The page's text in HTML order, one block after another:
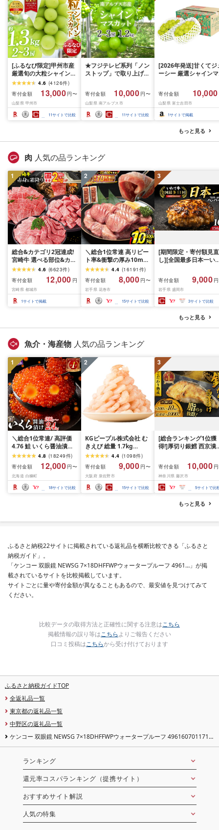
[ふるなび限定]甲州市産
厳選旬の大粒シャインマ
スカット 約1.3kg 2〜3
房[2026年発送]
(MG)B12-472 FN-
Limited-VO シャインマ
スカット フルーツ
4.6 (4126件)
寄付金額
13,000 円〜
山梨県 甲州市
11サイトで比較
★フジテレビ系列「ノン
ストップ」で取り上げら
先行予約]南アルプス市
産シャインマスカット
1.2kg以上(2〜3房)ふる
さと納税 おすすめ 山梨
県 南アルプス市 送料無
寄付金額 10,000 円〜
山梨県 南アルプス市
11サイトで比較
[2026年発送]甘くてジ
ーシー 厳選シャインマ
月前半(1〜15日)から
月下旬までの発送) フ
ーツ ぶどう 果物 山梨
産 2026 旬 大粒 高級
寄付金額 10,000
山梨県 富士吉田市
1サイトで掲載
もっと見る
肉 人気の品ランキング
1
総合&カテゴリ2冠達成!
宮崎牛 選べる部位&カッ
ト (赤身&霜降り)or(赤身
のみ) 500g 1kg 2kg[発
送時期が選べる] 牛肉 焼
肉 すき焼き しゃぶしゃ
ぶ ステーキ ギフト お中
4.6 (6623件)
寄付金額
12,000 円
宮崎県 都城市
1サイトで掲載
2
＼総合1位常連 高リピー
ト率&衝撃の厚み10mm
厚切り牛タン 塩味/ ≪ス
ピード発送!!10営業日以
内発送≫ 選べる内容量
500g / 1kg 定期便 毎月
届く 牛肉 肉 BBQ ふるさ
と 人気 ランキング 岩手
4.4 (16191 件)
寄付金額
8,000 円〜
岩手県 花巻市
15サイトで比較
3
[期間限定・寄付額見直
し][全国最多日本一い
1.5kg(150g×10個) い
て牛 × 岩中豚 ハンバー
グ 合挽き 合い挽き 黒
和牛 人気 冷凍 個包装
分け 冷凍 牛肉 豚肉 和
ビーフ ポーク はんば
ぐ 挽肉 お肉 ミンチ 肉
お弁当 hannba-gu ラ
寄付金額 9,000
岩手県 盛岡市
3サイトで比較
もっと見る
魚介・海産物 人気の品ランキング
1
＼総合1位常連/ 高評価
4.76 鮭 いくら醤油漬け
ふるさと納税 いくら
200g / 400g / 800g /
1.6kg / 2.4kg 200g パッ
ク[選べる容量] 醤油漬け
海鮮 イクラ 小分け ふる
さと ランキング 人気 ギ
4.8 (18249件)
寄付金額
12,000 円〜
北海道 白糠町
18サイトで比較
2
KGピープル株式会社 む
きえび 総量 1.7kg
(850g×2P) 特大 5Lサイ
ズ バナメイエビ バラ凍
結 下処理不要 サイズ不
揃い 訳あり
4.4 (1098件)
寄付金額
9,000 円〜
大阪府 泉佐野市
15サイトで比較
3
[総合ランキング1位獲
得!]厚切り銀鱈 西京漬
約 1,000g (約 100g ×
切) 西京味噌 西京みそ
噌漬け みそ 味噌 鮮魚
介 銀だら 銀ダラ ギン
ラ ぎんだら 鱈 タラ 魚
西京焼き 西京漬 西京
き 冷凍 厳選 鮮魚 漬け
礼品 おかず おつまみ
南 藤沢
寄付金額 10,000
神奈川県 藤沢市
5サイトで比
もっと見る
ふるさと納税22サイトに掲載されている返礼品を横断比較できる「ふるさと
納税ガイド」。
「ケンコー 双眼鏡 NEWSG 7×18DHFFWPウォータープルーフ 4961…」が掲
載されているサイトを比較掲載しています。
サイトごとに量や寄付金額が異なることもあるので、最安値を見つけてみて
ください。
比較データの取得方法と正確性に関する注意はこちら
掲載情報の誤り等はこちらよりご報告ください
口コミ投稿はこちらから受け付けております
ふるさと納税ガイドTOP
全返礼品一覧
東京都の返礼品一覧
中野区の返礼品一覧
ケンコー 双眼鏡 NEWSG 7×18DHFFWPウォータープルーフ 4961607011713
ランキング
還元率コスパランキング（提携サイト）
おすすめサイト解説
人気の特集